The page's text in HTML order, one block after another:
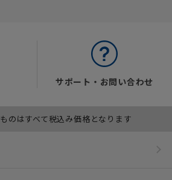
サポート・お問い合わせ
のはすべて税込み価格となります